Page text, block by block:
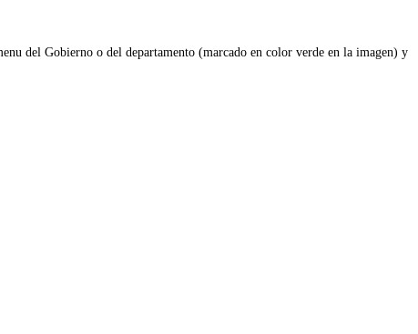
del Gobierno o del departamento (marcado en color verde en la imagen) y